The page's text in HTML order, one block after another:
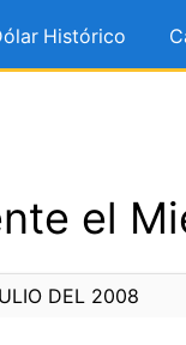
Histórico
el
DEL 2008